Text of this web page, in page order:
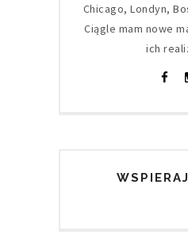
Chicago, Londyn,
Ciągle mam nowe
ich